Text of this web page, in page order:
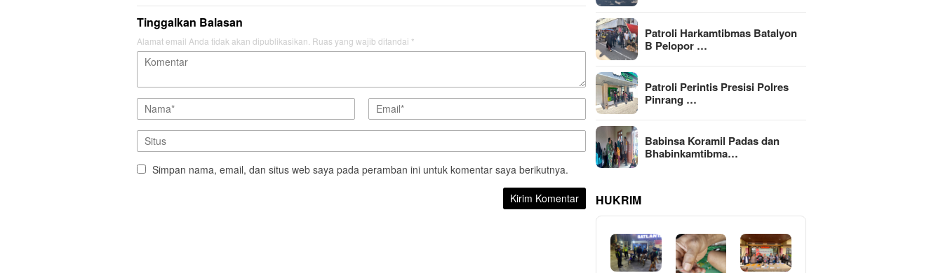
Tinggalkan Balasan
Alamat email Anda tidak akan dipublikasikan. Ruas yang wajib ditandai *
Simpan nama, email, dan situs web saya pada peramban ini untuk komentar saya berikutnya.
Patroli Harkamtibmas Batalyon
B Pelopor …
Patroli Perintis Presisi Polres
Pinrang …
Babinsa Koramil Padas dan
Bhabinkamtibma…
HUKRIM